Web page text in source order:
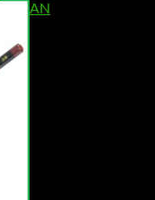
LAN